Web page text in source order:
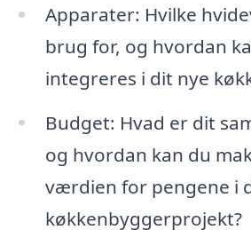
Apparater: Hvilke
brug for, og hvordan
integreres i dit nye
Budget: Hvad er dit
og hvordan kan du
værdien for pengene i
køkkenbyggerprojekt?